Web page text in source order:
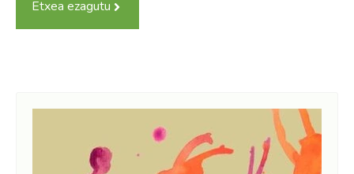
Etxea ezagutu